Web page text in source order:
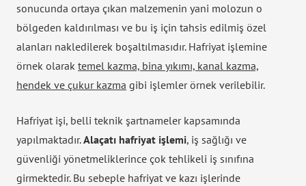
sonucunda ortaya çıkan malzemenin yani molozun o
bölgeden kaldırılması ve bu iş için tahsis edilmiş özel
alanları nakledilerek boşaltılmasıdır. Hafriyat işlemine
örnek olarak temel kazma, bina yıkımı, kanal kazma,
hendek ve çukur kazma gibi işlemler örnek verilebilir.
Hafriyat işi, belli teknik şartnameler kapsamında
yapılmaktadır.Alaçatı hafriyat işlemi, iş sağlığı ve
güvenliği yönetmeliklerince çok tehlikeli iş sınıfına
girmektedir. Bu sebeple hafriyat ve kazı işlerinde